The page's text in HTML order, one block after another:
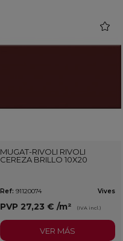
MUGAT-RIVOLI RIVOLI
CEREZA BRILLO 10X20
Ref: 91120074 Vives
PVP 27,23 € /m² (IVA incl.)
VER MÁS